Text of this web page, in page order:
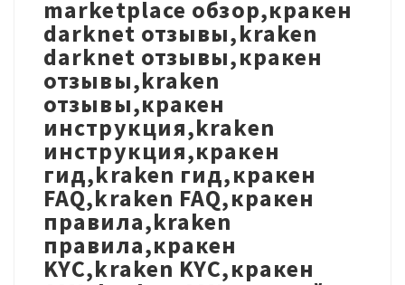
marketplace обзор,кракен
darknet отзывы,kraken
darknet отзывы,кракен
отзывы,kraken
отзывы,кракен
инструкция,kraken
инструкция,кракен
гид,kraken гид,кракен
FAQ,kraken FAQ,кракен
правила,kraken
правила,кракен
KYC,kraken KYC,кракен